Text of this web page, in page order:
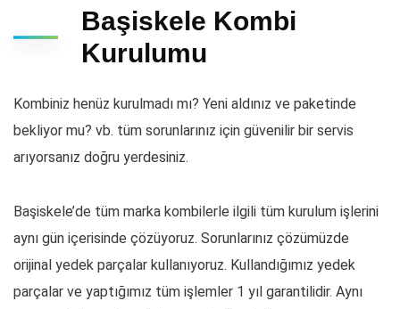
Başiskele Kombi
Kurulumu
Kombiniz henüz kurulmadı mı? Yeni aldınız ve paketinde
bekliyor mu? vb. tüm sorunlarınız için güvenilir bir servis
arıyorsanız doğru yerdesiniz.
Başiskele’de tüm marka kombilerle ilgili tüm kurulum işlerini
aynı gün içerisinde çözüyoruz. Sorunlarınız çözümüzde
orijinal yedek parçalar kullanıyoruz. Kullandığımız yedek
parçalar ve yaptığımız tüm işlemler 1 yıl garantilidir. Aynı